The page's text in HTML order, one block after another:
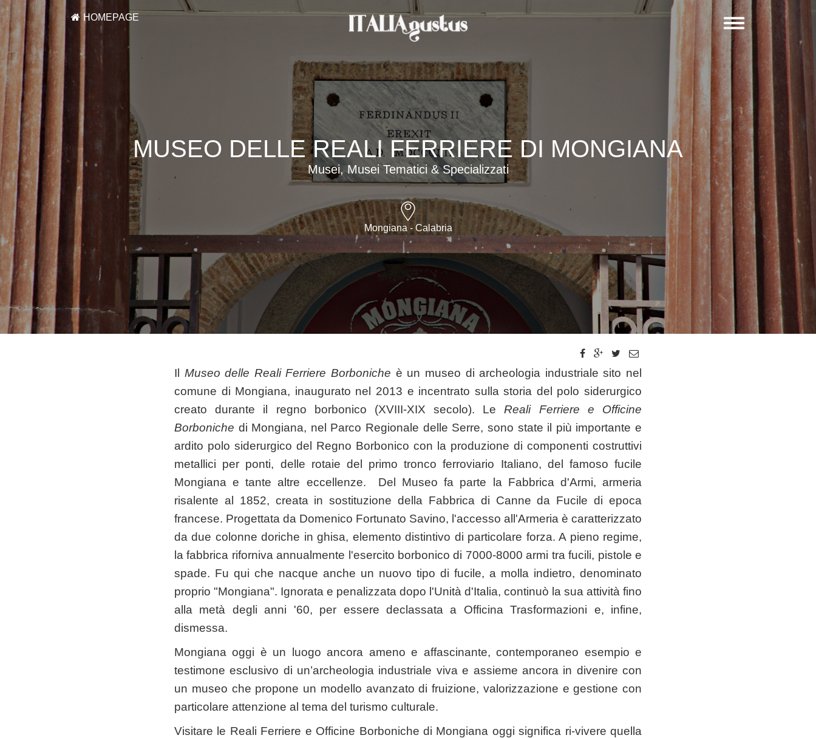
HOMEPAGE
MUSEO DELLE REALI FERRIERE DI MONGIANA
Musei, Musei Tematici & Specializzati
Mongiana - Calabria
Il Museo delle Reali Ferriere Borboniche è un museo di archeologia industriale sito nel
comune di Mongiana, inaugurato nel 2013 e incentrato sulla storia del polo siderurgico
creato durante il regno borbonico (XVIII-XIX secolo). LeReali Ferriere e Officine
Borboniche di Mongiana, nel Parco Regionale delle Serre, sono state il più importante e
ardito polo siderurgico del Regno Borbonico con la produzione di componenti costruttivi
metallici per ponti, delle rotaie del primo tronco ferroviario Italiano, del famoso fucile
Mongiana e tante altre eccellenze. Del Museo fa parte la Fabbrica d'Armi, armeria
risalente al 1852, creata in sostituzione della Fabbrica di Canne da Fucile di epoca
francese. Progettata da Domenico Fortunato Savino, l'accesso all'Armeria è caratterizzato
da due colonne doriche in ghisa, elemento distintivo di particolare forza. A pieno regime,
la fabbrica riforniva annualmente l'esercito borbonico di 7000-8000 armi tra fucili, pistole e
spade. Fu qui che nacque anche un nuovo tipo di fucile, a molla indietro, denominato
proprio "Mongiana". Ignorata e penalizzata dopo l'Unità d'Italia, continuò la sua attività fino
alla metà degli anni '60, per essere declassata a Officina Trasformazioni e, infine,
dismessa.
Mongiana oggi è un luogo ancora ameno e affascinante, contemporaneo esempio e
testimone esclusivo di un’archeologia industriale viva e assieme ancora in divenire con
un museo che propone un modello avanzato di fruizione, valorizzazione e gestione con
particolare attenzione al tema del turismo culturale.
Visitare le Reali Ferriere e Officine Borboniche di Mongiana oggi significa ri-vivere quella